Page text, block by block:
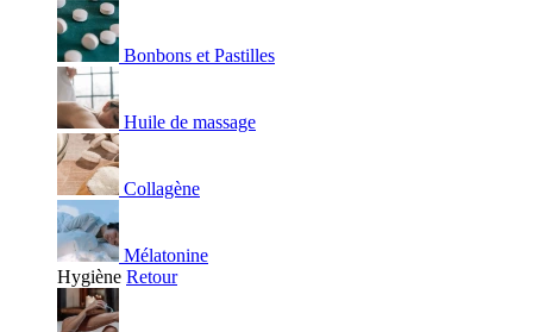
Bonbons et Pastilles
Huile de massage
Collagène
Mélatonine
Hygiène Retour